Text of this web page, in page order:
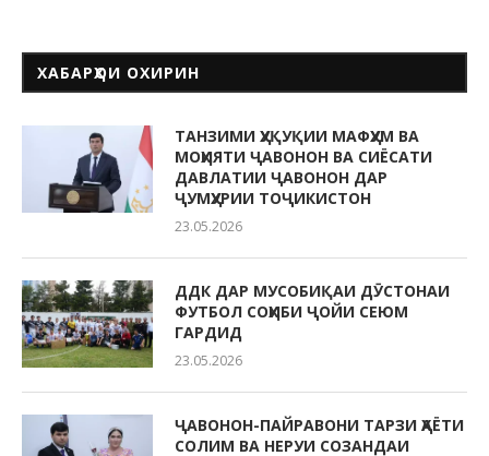
ХАБАРҲОИ ОХИРИН
ТАНЗИМИ ҲУҚУҚИИ МАФҲУМ ВА
МОҲИЯТИ ҶАВОНОН ВА СИЁСАТИ
ДАВЛАТИИ ҶАВОНОН ДАР
ҶУМҲУРИИ ТОҶИКИСТОН
23.05.2026
ДДК ДАР МУСОБИҚАИ ДӮСТОНАИ
ФУТБОЛ СОҲИБИ ҶОЙИ СЕЮМ
ГАРДИД
23.05.2026
ҶАВОНОН-ПАЙРАВОНИ ТАРЗИ ҲАЁТИ
СОЛИМ ВА НЕРУИ СОЗАНДАИ